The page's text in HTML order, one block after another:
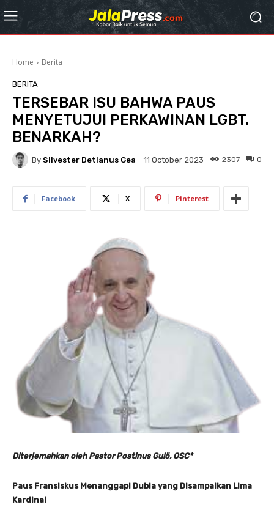
Home Berita
BERITA
TERSEBAR ISU BAHWA PAUS
MENYETUJUI PERKAWINAN LGBT.
BENARKAH?
By Silvester Detianus Gea 11 October 2023 0
2307
Facebook X Pinterest
Diterjemahkan oleh Pastor Postinus Gulö, OSC*
Paus Fransiskus Menanggapi Dubia yang Disampaikan Lima
Kardinal